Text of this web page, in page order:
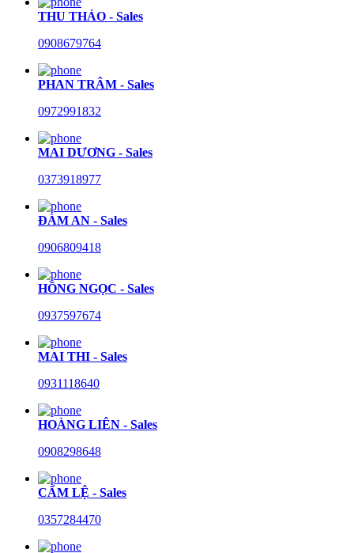
THU THẢO - Sales
0908679764
PHAN TRÂM - Sales
0972991832
MAI DƯƠNG - Sales
0373918977
ĐÀM AN - Sales
0906809418
HỒNG NGỌC - Sales
0937597674
MAI THI - Sales
0931118640
HOÀNG LIÊN - Sales
0908298648
CẨM LỆ - Sales
0357284470